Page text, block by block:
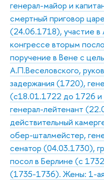
генерал-майор и
смертный приговор
(24.06.1718), участие в
конгрессе вторым
поручение в Вене с
А.П.Веселовского,
задержания (1720),
(с18.01.1722 до 1726
генерал-лейтенант
действительный
обер-шталмейстер,
сенатор (04.03.1730),
посол в Берлине (с
(1735-1736). Жены: 1-